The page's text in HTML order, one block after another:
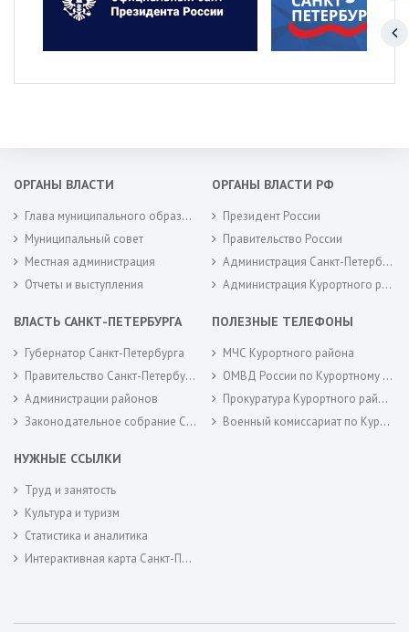
ОРГАНЫ ВЛАСТИ
Глава муниципального образования
Муниципальный совет
Местная администрация
Отчеты и выступления
ОРГАНЫ ВЛАСТИ РФ
Президент России
Правительство России
Администрация Санкт-Петербурга
Администрация Курортного района Санкт-Петербурга
ВЛАСТЬ САНКТ-ПЕТЕРБУРГА
Губернатор Санкт-Петербурга
Правительство Санкт-Петербурга
Администрации районов
Законодательное собрание Санкт-Петербурга
ПОЛЕЗНЫЕ ТЕЛЕФОНЫ
МЧС Курортного района
ОМВД России по Курортному району
Прокуратура Курортного района
Военный комиссариат по Курортному районам города Санкт-Петербурга
НУЖНЫЕ ССЫЛКИ
Труд и занятость
Культура и туризм
Статистика и аналитика
Интерактивная карта Санкт-Петербурга